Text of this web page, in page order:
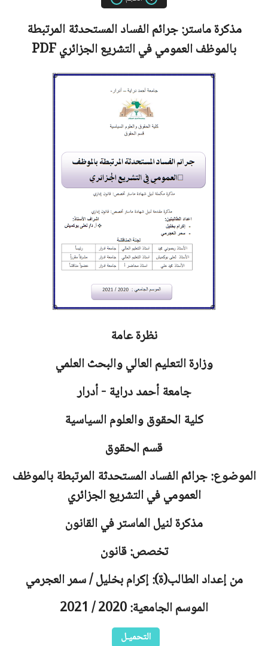
مذكرة ماستر:جرائم الفساد المستحدثة المرتبطة
بالموظف العمومي في التشريع الجزائريPDF
نظرة عامة
وزارة التعليم العالي والبحث العلمي
جامعةأحمد دراية - أدرار
كلية الحقوق والعلوم السياسية
قسم الحقوق
الموضوع: جرائم الفساد المستحدثة المرتبطة بالموظف
العمومي في التشريع الجزائري
مذكرة لنيل الماستر في القانون
تخصص: قانون
من إعداد الطالب(ة): إكرام بخليل / سمر العجرمي
الموسم الجامعية: 2020 / 2021
التحميـل